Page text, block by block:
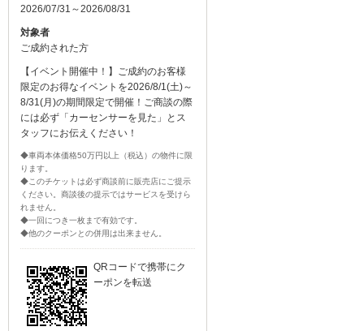
2026/07/31～2026/08/31
対象者
ご成約された方
【イベント開催中！】ご成約のお客様
限定のお得なイベントを2026/8/1(土)～
8/31(月)の期間限定で開催！ご商談の際
には必ず「カーセンサーを見た」とス
タッフにお伝えください！
◆車両本体価格50万円以上（税込）の物件に限
ります。
◆このチケットは必ず商談前に販売店にご提示
ください。商談後の提示ではサービスを受けら
れません。
◆一回につき一枚まで有効です。
◆他のクーポンとの併用は出来ません。
QRコードで携帯にク
ーポンを転送